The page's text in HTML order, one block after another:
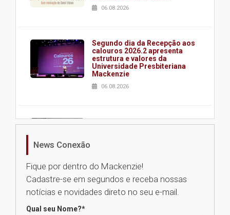
06.08.2026
Segundo dia da Recepção aos
calouros 2026.2 apresenta
estrutura e valores da
Universidade Presbiteriana
Mackenzie
06.08.2026
Nova apresentação do Centro
Universidade Mackenzie
realizará nova edição da Feira
News Conexão
Fique por dentro do Mackenzie!
Cadastre-se em segundos e receba nossas
notícias e novidades direto no seu e-mail.
Qual seu Nome?*